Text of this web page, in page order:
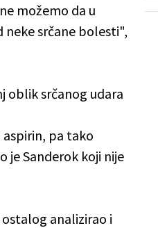
možemo da u
srčane bolesti",
oblik srčanog udara
pa tako
je Sanderok koji nije
analizirao i